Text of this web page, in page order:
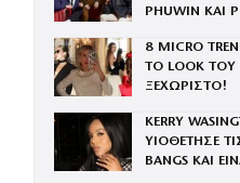
PHUWIN ΚΑΙ
8 MICRO
ΤΟ LOOK ΤΟΥ
ΞΕΧΩΡΙΣΤΟ!
KERRY
ΥΙΟΘΕΤΗΣΕ
BANGS ΚΑΙ